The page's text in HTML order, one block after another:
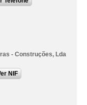
- Construções, Lda
NIF